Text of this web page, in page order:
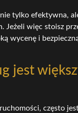
tylko efektywna,
więc stoisz
wycenę i
jest
często